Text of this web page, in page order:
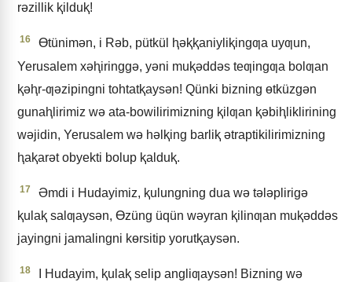
rǝzillik ⱪilduⱪ!
16
Ɵtünimǝn, i Rǝb, pütkül ⱨǝⱪⱪaniyliⱪingƣa uyƣun,
Yerusalem xǝⱨiringgǝ, yǝni muⱪǝddǝs teƣingƣa bolƣan
ⱪǝⱨr-ƣǝzipingni tohtatⱪaysǝn! Qünki bizning ɵtküzgǝn
gunaⱨlirimiz wǝ ata-bowilirimizning ⱪilƣan ⱪǝbiⱨliklirining
wǝjidin, Yerusalem wǝ hǝlⱪing barliⱪ ǝtraptikilirimizning
ⱨaⱪarǝt obyekti bolup ⱪalduⱪ.
17
Əmdi i Hudayimiz, ⱪulungning dua wǝ tǝlǝplirigǝ
ⱪulaⱪ salƣaysǝn, Ɵzüng üqün wǝyran ⱪilinƣan muⱪǝddǝs
jayingni jamalingni kɵrsitip yorutⱪaysǝn.
18 I Hudayim, ⱪulaⱪ selip angliƣaysǝn! Bizning wǝ